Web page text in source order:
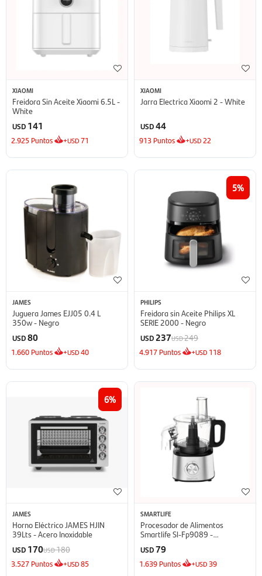
XIAOMI
Freidora Sin Aceite Xiaomi 6.5L -
White
USD 141
2.925 Puntos +USD71
XIAOMI
Jarra Electrica Xiaomi 2 - White
USD44
913 Puntos +USD 22
JAMES
Juguera James EJJ05 0.4 L
350w - Negro
USD80
1.660 Puntos +USD40
5
PHILIPS
Freidora sin Aceite Philips XL
SERIE 2000 - Negro
USD 237USD249
4.917 Puntos +USD 118
6
JAMES
Horno Eléctrico JAMES HJIN
39Lts - Acero Inoxidable
USD 170USD180
3.527 Puntos +USD85
SMARTLIFE
Procesador de Alimentos
Smartlife Sl-Fp9089 -
USD79
1.639 Puntos +USD 39